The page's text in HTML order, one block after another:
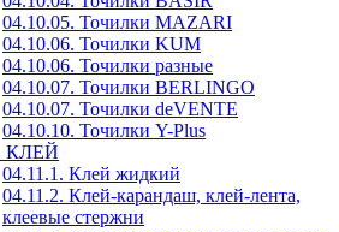
04.10.05. Точилки MAZARI
04.10.06. Точилки KUM
04.10.06. Точилки разные
04.10.07. Точилки BERLINGO
04.10.07. Точилки deVENTE
04.10.10. Точилки Y-Plus
КЛЕЙ
04.11.1. Клей жидкий
04.11.2. Клей-карандаш, клей-лента,
клеевые стержни